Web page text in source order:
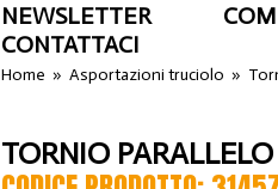
NEWSLETTER
CONTATTACI
Home »Asportazioni truciolo »
TORNIO